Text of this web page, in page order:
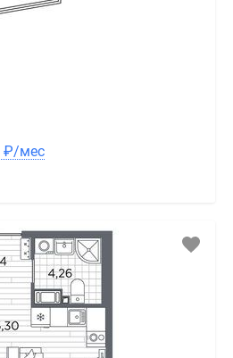
₽/мес